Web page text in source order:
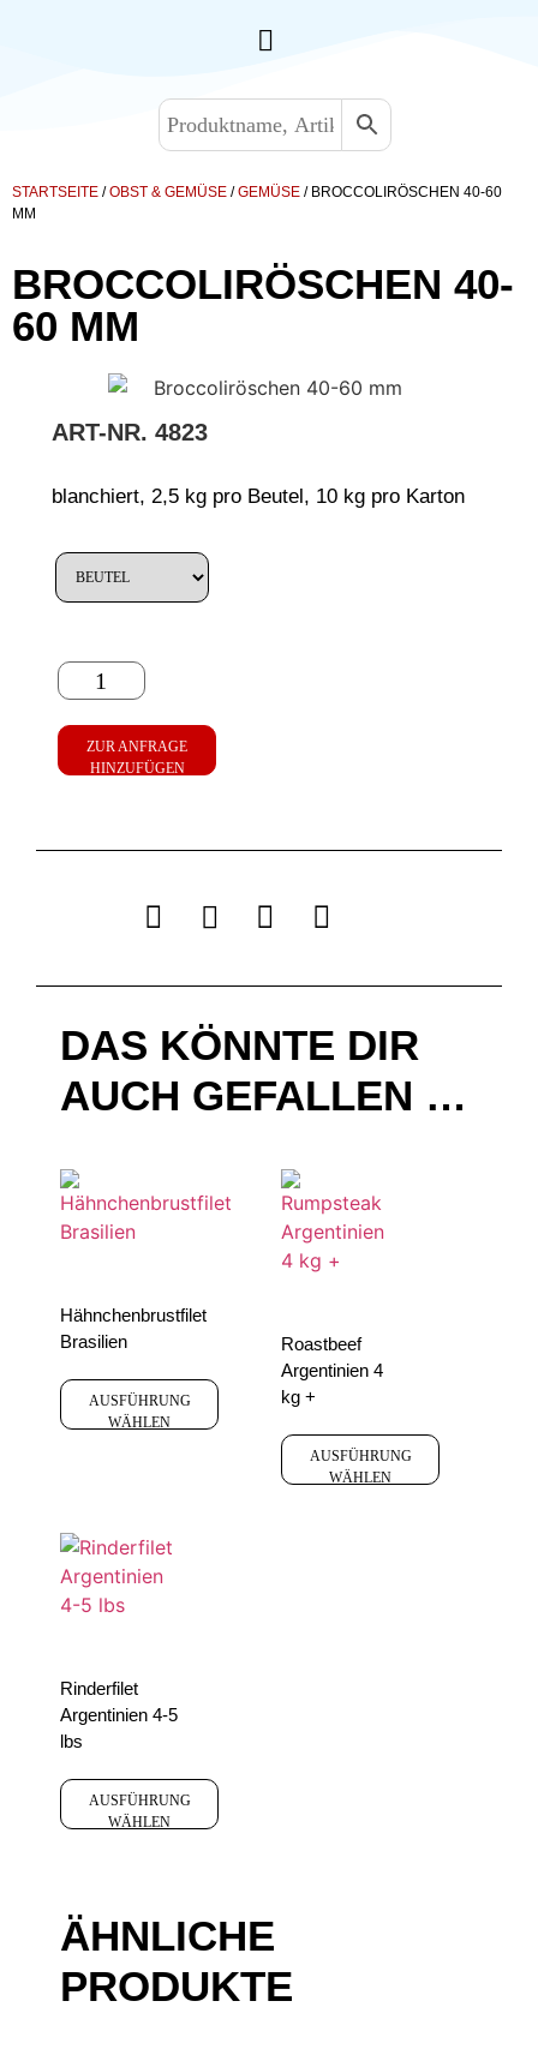
STARTSEITE /OBST & GEMÜSE /GEMÜSE / BROCCOLIRÖSCHEN 40-60
MM
BROCCOLIRÖSCHEN 40-
60 MM
ART-NR. 4823
blanchiert, 2,5 kg pro Beutel, 10 kg pro Karton
ZUR ANFRAGE
HINZUFÜGEN
DAS KÖNNTE DIR
AUCH GEFALLEN …
Hähnchenbrustfilet
Brasilien
AUSFÜHRUNG
WÄHLEN
Roastbeef
Argentinien 4
kg +
AUSFÜHRUNG
WÄHLEN
Rinderfilet
Argentinien 4-5
lbs
AUSFÜHRUNG
WÄHLEN
ÄHNLICHE
PRODUKTE